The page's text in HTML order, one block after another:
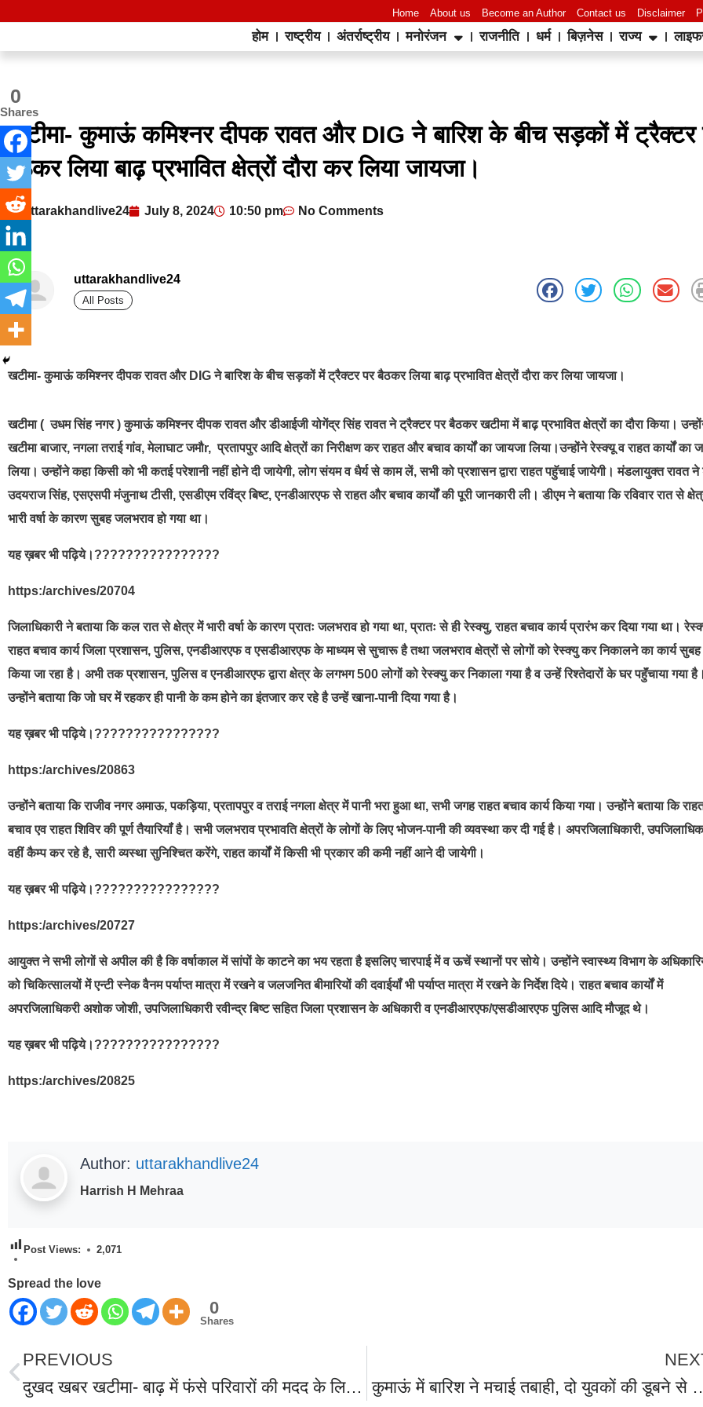
Home About us Become an Author Contact us Disclaimer
होम राष्ट्रीय अंतर्राष्ट्रीय मनोरंजन राजनीति धर्म बिज़नेस राज्य
खटीमा- कुमाऊं कमिश्नर दीपक रावत और DIG ने बारिश के बीच सड़कों में ट्रैक्टर
बैठकर लिया बाढ़ प्रभावित क्षेत्रों दौरा कर लिया जायजा।
uttarakhandlive24 July 8, 2024 10:50 pm No Comments
uttarakhandlive24
All Posts
खटीमा- कुमाऊं कमिश्नर दीपक रावत और DIG ने बारिश के बीच सड़कों में ट्रैक्टर पर बैठकर लिया बाढ़ प्रभावित क्षेत्रों दौरा कर लिया जायजा।
खटीमा ( उधम सिंह नगर ) कुमाऊं कमिश्नर दीपक रावत और डीआईजी योगेंद्र सिंह रावत ने ट्रैक्टर पर बैठकर खटीमा में बाढ़ प्रभावित क्षेत्रों का दौरा किया।
खटीमा बाजार, नगला तराई गांव, मेलाघाट जमौr, प्रतापपुर आदि क्षेत्रों का निरीक्षण कर राहत और बचाव कार्यों का जायजा लिया।उन्होंने रेस्क्यू व राहत कार्यों का
लिया। उन्होंने कहा किसी को भी कतई परेशानी नहीं होने दी जायेगी, लोग संयम व धैर्य से काम लें, सभी को प्रशासन द्वारा राहत पहुॅचाई जायेगी। मंडलायुक्त रावत ने
उदयराज सिंह, एसएसपी मंजुनाथ टीसी, एसडीएम रविंद्र बिष्ट, एनडीआरएफ से राहत और बचाव कार्यों की पूरी जानकारी ली। डीएम ने बताया कि रविवार रात से
भारी वर्षा के कारण सुबह जलभराव हो गया था।
यह ख़बर भी पढ़िये।????????????????
https:/archives/20704
जिलाधिकारी ने बताया कि कल रात से क्षेत्र में भारी वर्षा के कारण प्रातः जलभराव हो गया था, प्रातः से ही रेस्क्यु, राहत बचाव कार्य प्रारंभ कर दिया गया था।
राहत बचाव कार्य जिला प्रशासन, पुलिस, एनडीआरएफ व एसडीआरएफ के माध्यम से सुचारू है तथा जलभराव क्षेत्रों से लोगों को रेस्क्यु कर निकालने का कार्य सुबह
किया जा रहा है। अभी तक प्रशासन, पुलिस व एनडीआरएफ द्वारा क्षेत्र के लगभग 500 लोगों को रेस्क्यु कर निकाला गया है व उन्हें रिश्तेदारों के घर पहुॅंचाया गया है।
उन्होंने बताया कि जो घर में रहकर ही पानी के कम होने का इंतजार कर रहे है उन्हें खाना-पानी दिया गया है।
यह ख़बर भी पढ़िये।????????????????
https:/archives/20863
उन्होंने बताया कि राजीव नगर अमाऊ, पकड़िया, प्रतापपुर व तराई नगला क्षेत्र में पानी भरा हुआ था, सभी जगह राहत बचाव कार्य किया गया। उन्होंने बताया कि
बचाव एव राहत शिविर की पूर्ण तैयारियॉं है। सभी जलभराव प्रभावति क्षेत्रों के लोगों के लिए भोजन-पानी की व्यवस्था कर दी गई है। अपरजिलाधिकारी,
वहीं कैम्प कर रहे है, सारी व्यस्था सुनिश्चित करेंगे, राहत कार्यों में किसी भी प्रकार की कमी नहीं आने दी जायेगी।
यह ख़बर भी पढ़िये।????????????????
https:/archives/20727
आयुक्त ने सभी लोगों से अपील की है कि वर्षाकाल में सांपों के काटने का भय रहता है इसलिए चारपाई में व ऊचें स्थानों पर सोये। उन्होंने स्वास्थ्य विभाग के
को चिकित्सालयों में एन्टी स्नेक वैनम पर्याप्त मात्रा में रखने व जलजनित बीमारियों की दवाईयॉं भी पर्याप्त मात्रा में रखने के निर्देश दिये। राहत बचाव कार्यों में
अपरजिलाधिकरी अशोक जोशी, उपजिलाधिकारी रवीन्द्र बिष्ट सहित जिला प्रशासन के अधिकारी व एनडीआरएफ/एसडीआरएफ पुलिस आदि मौजूद थे।
यह ख़बर भी पढ़िये।????????????????
https:/archives/20825
Author: uttarakhandlive24
Harrish H Mehraa
Post Views: 2,071
Spread the love
0
Shares
0
Shares
PREVIOUS
दुखद खबर खटीमा- बाढ़ में फंसे परिवारों की मदद के लिए जा रहे दो युवकों की पानी में डूबने से हुई मौत,दोनों की मौत से परिवारों में मचा कोहराम।
कुमाऊं में बारिश ने मचाई तबाही, दो युवकों की डूबने से मौत,तीन लोग